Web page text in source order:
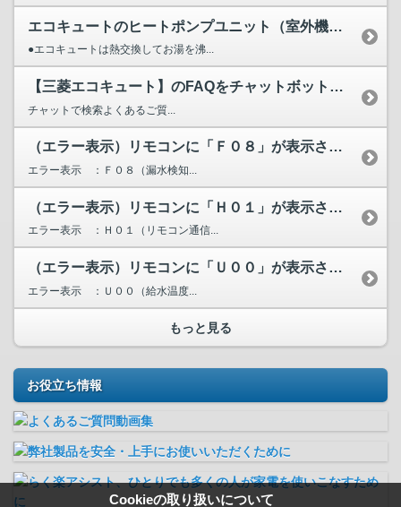
Cookieの取り扱いについて
エコキュートのヒートポンプユニット（室外機）から水が漏れる...
●エコキュートは熱交換してお湯を沸...
【三菱エコキュート】のFAQをチャットボットが検索します
チャットで検索よくあるご質...
（エラー表示）リモコンに「Ｆ０８」が表示されています。
エラー表示 ：Ｆ０８（漏水検知...
（エラー表示）リモコンに「Ｈ０１」が表示されています。
エラー表示 ：Ｈ０１（リモコン通信...
（エラー表示）リモコンに「Ｕ００」が表示されています。
エラー表示 ：Ｕ００（給水温度...
もっと見る
お役立ち情報